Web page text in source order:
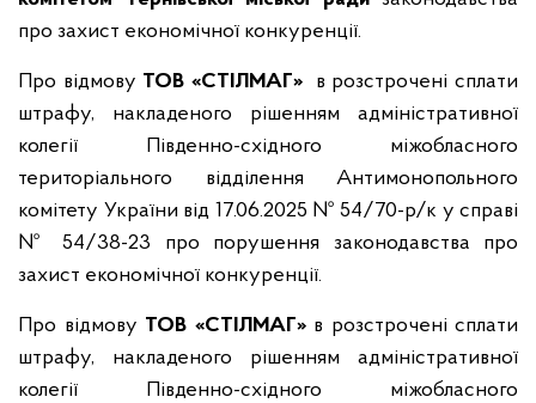
про захист економічної конкуренції.
Про відмову ТОВ «СТІЛМАГ»
в розстрочені сплати
штрафу, накладеного рішенням адміністративної
колегії Південно-східного міжобласного
територіального відділення Антимонопольного
комітету України від 17.06.2025 № 54/70-р/к у справі
№ 54/38-23 про порушення законодавства про
захист економічної конкуренції.
Про відмову ТОВ «СТІЛМАГ»в розстрочені сплати
штрафу, накладеного рішенням адміністративної
колегії Південно-східного міжобласного